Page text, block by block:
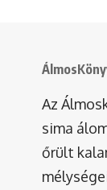
Az
sima
őrült